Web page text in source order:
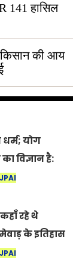
141 हासिल
किसान की आय
योग
विज्ञान है:
2026 पर
रहे थे
मेवाड़ के इतिहास
जो आज भी